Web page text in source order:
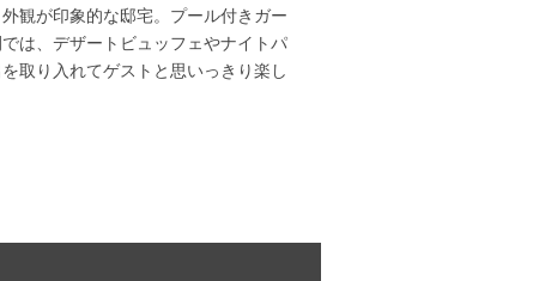
観が印象的な邸宅。プール付きガー
は、デザートビュッフェやナイトパ
取り入れてゲストと思いっきり楽し